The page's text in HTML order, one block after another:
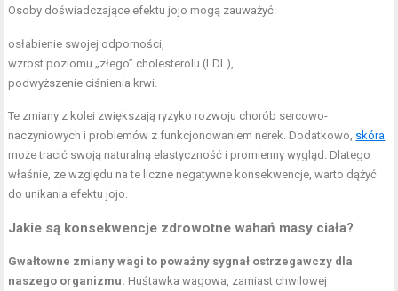
Osoby doświadczające efektu jojo mogą zauważyć:
osłabienie swojej odporności,
wzrost poziomu „złego” cholesterolu (LDL),
podwyższenie ciśnienia krwi.
Te zmiany z kolei zwiększają ryzyko rozwoju chorób sercowo-
naczyniowych i problemów z funkcjonowaniem nerek. Dodatkowo, skóra
może tracić swoją naturalną elastyczność i promienny wygląd. Dlatego
właśnie, ze względu na te liczne negatywne konsekwencje, warto dążyć
do unikania efektu jojo.
Jakie są konsekwencje zdrowotne wahań masy ciała?
Gwałtowne zmiany wagi to poważny sygnał ostrzegawczy dla
naszego organizmu. Huśtawka wagowa, zamiast chwilowej